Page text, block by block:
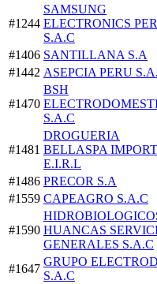
#1244
SAMSUNG
ELECTRONICS
S.A.C
#1406 SANTILLANA S.A
#1442 ASEPCIA PERU
#1470
BSH
S.A.C
#1481
DROGUERIA
BELLASPA IMPORT
E.I.R.L
#1486 PRECOR S.A
#1559 CAPEAGRO S.A.C
#1590 HUANCAS
GENERALES S.A.C
#1647
GRUPO
S.A.C